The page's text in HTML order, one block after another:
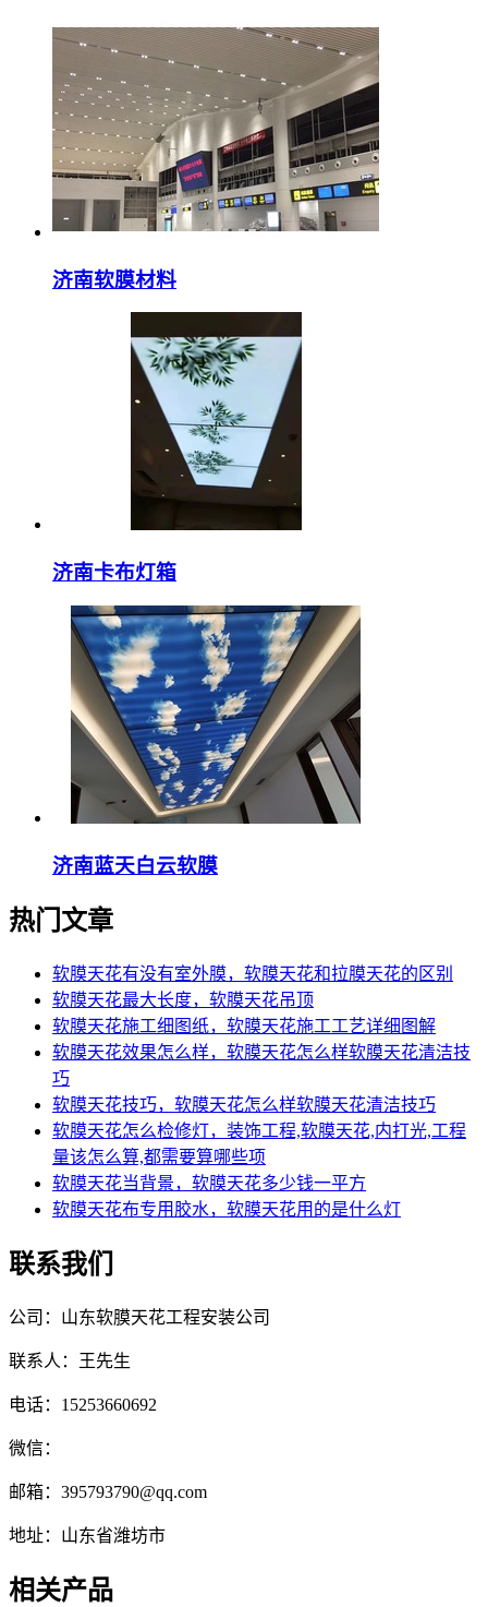
济南软膜材料
济南卡布灯箱
济南蓝天白云软膜
热门文章
软膜天花有没有室外膜，软膜天花和拉膜天花的区别
软膜天花最大长度，软膜天花吊顶
软膜天花施工细图纸，软膜天花施工工艺详细图解
软膜天花效果怎么样，软膜天花怎么样软膜天花清洁技
巧
软膜天花技巧，软膜天花怎么样软膜天花清洁技巧
软膜天花怎么检修灯，装饰工程,软膜天花,内打光,工程
量该怎么算,都需要算哪些项
软膜天花当背景，软膜天花多少钱一平方
软膜天花布专用胶水，软膜天花用的是什么灯
联系我们
公司：山东软膜天花工程安装公司
联系人：王先生
电话：15253660692
微信：
邮箱：395793790@qq.com
地址：山东省潍坊市
相关产品